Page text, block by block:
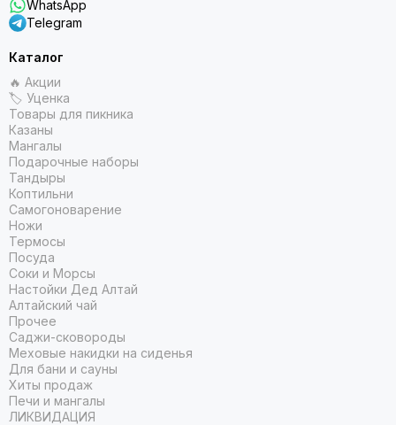
WhatsApp
Telegram
Каталог
🔥 Акции
🏷 Уценка
Товары для пикника
Казаны
Мангалы
Подарочные наборы
Тандыры
Коптильни
Самогоноварение
Ножи
Термосы
Посуда
Соки и Морсы
Настойки Дед Алтай
Алтайский чай
Прочее
Саджи-сковороды
Меховые накидки на сиденья
Для бани и сауны
Хиты продаж
Печи и мангалы
ЛИКВИДАЦИЯ